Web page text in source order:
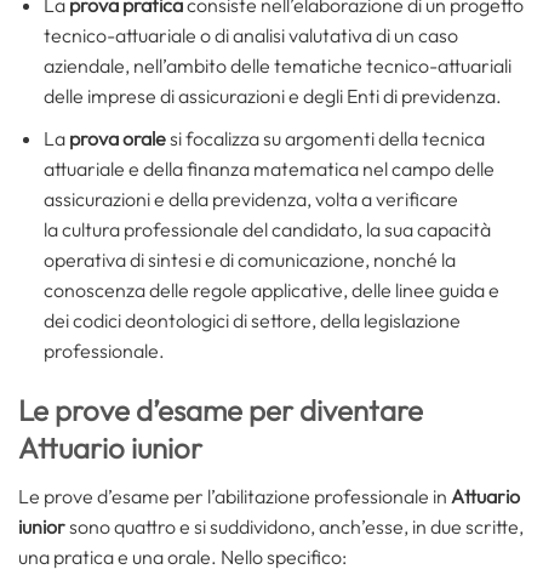
La prova praticaconsiste nell’elaborazione di un progetto
tecnico-attuariale o di analisi valutativa di un caso
aziendale, nell’ambito delle tematiche tecnico-attuariali
delle imprese di assicurazioni e degli Enti di previdenza.
La prova oralesi focalizza su argomenti della tecnica
attuariale e della finanza matematica nel campo delle
assicurazioni e della previdenza, volta a verificare
la cultura professionale del candidato, la sua capacità
operativa di sintesi e di comunicazione, nonché la
conoscenza delle regole applicative, delle linee guida e
dei codici deontologici di settore, della legislazione
professionale.
Le prove d’esame per diventare
Attuario iunior
Le prove d’esame per l’abilitazione professionale in Attuario
iuniorsono quattro e si suddividono, anch’esse, in due scritte,
una pratica e una orale. Nello specifico: